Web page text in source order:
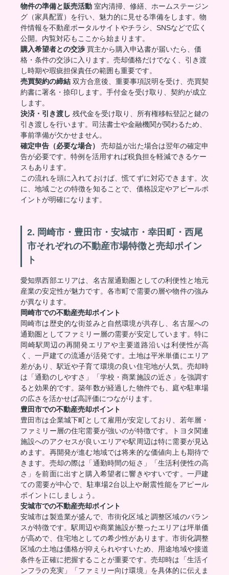
物件の準備と販売活動 室内清掃、修繕、ホームステージン
グ（家具配置）を行い、魅力的に見せる準備をします。物
件情報を不動産ポータルサイトやチラシ、SNSなどで広く
公開。内覧対応もここから始まります。
購入希望者との交渉 買主から購入申込書が届いたら、価
格・条件の交渉に入ります。売却価格だけでなく、引き渡
し時期や瑕疵担保責任の範囲も重要です。
売買契約の締結 双方合意後、重要事項説明を受け、売買契
約書に署名・捺印します。手付金を受け取り、契約が成立
します。
決済・引き渡し 残代金を受け取り、所有権移転登記と鍵の
引き渡しを行います。司法書士や金融機関が関わるため、
事前準備が欠かせません。
確定申告（必要な場合）
売却益が出た場合は翌年の確定申
告が必要です。特例を活用すれば税負担を軽減できるケー
スもあります。
この流れを頭に入れておけば、慌てずに対応できます。次
に、地域ごとの特徴を知ることで、価格設定やアピールポ
イントが明確になります。
2. 岡崎市・豊田市・安城市・幸田町・西尾
市それぞれの不動産市場特徴と売却ポイン
ト
愛知県西部エリアは、名古屋通勤圏としての利便性と地元
産業の安定性が魅力です。各市町で需要の層や物件の強み
が異なります。
岡崎市での不動産売却ポイント
岡崎市は歴史的な街並みと自然環境が共存し、名古屋への
通勤圏としてファミリー層の需要が安定しています。特に
岡崎駅周辺の再開発エリアや主要道路沿いは利便性が高
く、一戸建ての流通が活発です。土地は平米単価にエリア
差があり、駅近や子育て環境の良い住宅地が人気。売却時
は「通勤のしやすさ」「学校・商業施設の近さ」を強調す
ると効果的です。築年数が経過した物件でも、庭や駐車場
の広さを活かせば高評価につながります。
豊田市での不動産売却ポイント
豊田市は企業城下町として雇用が安定しており、若年層・
ファミリー層の住宅需要が強いのが特徴です。トヨタ関連
施設へのアクセスが良いエリアや駅周辺は特に需要が見込
めます。再開発が進む地域では将来的な価値向上も期待で
きます。売却の際は「通勤時間の短さ」「生活利便性の高
さ」を前面に出すと購入希望者に響きやすいです。一戸建
ての需要が中心で、駐車場2台以上や耐震性能をアピール
ポイントにしましょう。
安城市での不動産売却ポイント
安城市は製造業が盛んで、市街化区域と調整区域のバラン
スが特徴です。駅周辺や商業施設が整ったエリアは坪単価
が高めで、住宅地としての希少性があります。市街化調整
区域の土地は価格が抑えられやすいため、用途地域や接道
条件を正確に把握することが重要です。売却時は「生活イ
ンフラの充実」「ファミリー向け環境」を具体的に伝えま